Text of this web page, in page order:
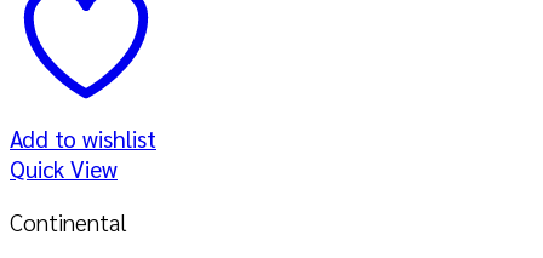
Add to wishlist
Quick View
Continental